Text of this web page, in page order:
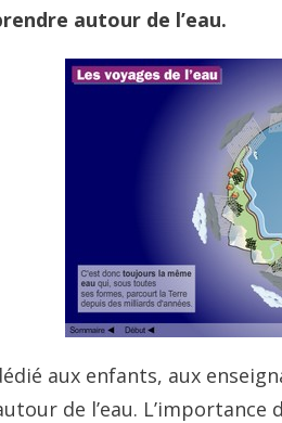
autour de l’eau.
aux enfants, aux
de l’eau. L’importance